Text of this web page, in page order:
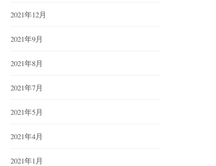
2021年12月
2021年9月
2021年8月
2021年7月
2021年5月
2021年4月
2021年1月